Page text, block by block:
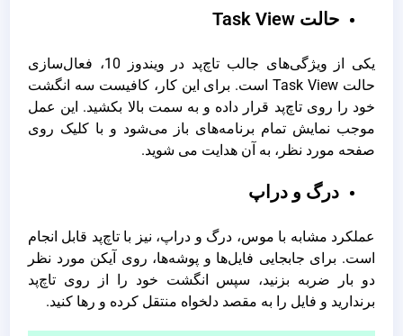
حالت Task View
یکی از ویژگی‌های جالب تاچ‌پد در ویندوز 10، فعال‌سازی
حالت Task View است. برای این کار، کافیست سه انگشت
خود را روی تاچ‌پد قرار داده و به سمت بالا بکشید. این عمل
موجب نمایش تمام برنامه‌های باز می‌شود و با کلیک روی
صفحه مورد نظر، به آن هدایت می شوید.
درگ و دراپ
عملکرد مشابه با موس، درگ و دراپ، نیز با تاچ‌پد قابل انجام
است. برای جابجایی فایل‌ها و پوشه‌ها، روی آیکن مورد نظر
دو بار ضربه بزنید، سپس انگشت خود را از روی تاچ‌پد
برندارید و فایل را به مقصد دلخواه منتقل کرده و رها کنید.